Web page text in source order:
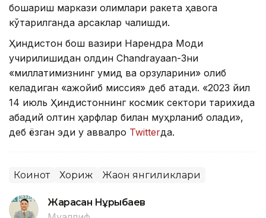
бошқариш маркази олимлари ракета ҳавога
кўтарилганда қарсаклар чалишди.
Ҳиндистон бош вазири Нарендра Моди
учирилишидан олдин Chandrayaan-3ни
«миллатимизнинг умид ва орзуларини» олиб
келадиган «ажойиб миссия» деб атади. «2023 йил
14 июль Ҳиндистоннинг космик сектори тарихида
абадий олтин ҳарфлар билан муҳрланиб қолади»,
деб ёзган эди у аввалроқ Twitterда.
Коинот Хориж Жаҳон янгиликлари
Жарасқан Нұрыбаев